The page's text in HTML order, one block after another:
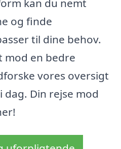
kan du nemt
og finde
til dine behov.
mod en bedre
vores oversigt
Din rejse mod